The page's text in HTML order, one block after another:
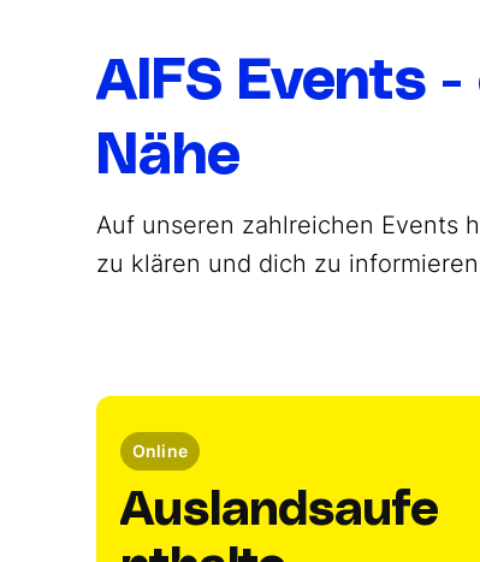
AIFS Events
Nähe
Auf unseren zahlreichen Events
zu klären und dich zu
Online
Auslandsaufe